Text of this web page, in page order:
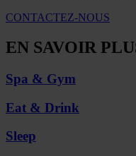
CONTACTEZ-NOUS
EN SAVOIR
Spa & Gym
Eat & Drink
Sleep